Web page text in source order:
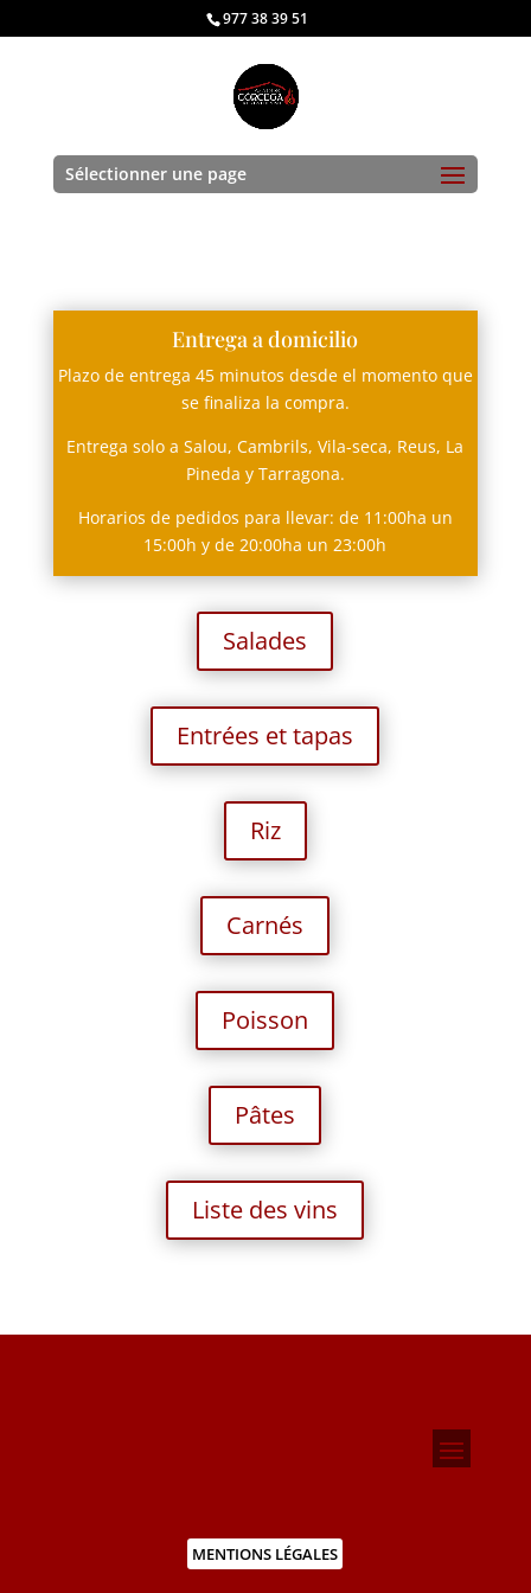
977 38 39 51
Sélectionner une page
Entrega a domicilio
Plazo de entrega 45 minutos desde el momento que
se finaliza la compra.
Entrega solo a Salou,Cambrils,Vila-seca, Reus, La
Pineda y Tarragona.
Horarios de pedidos para llevar: de 11:00ha un
15:00h y de 20:00ha un 23:00h
Salades
Entrées et tapas
Riz
Carnés
Poisson
Pâtes
Liste des vins
MENTIONS LÉGALES